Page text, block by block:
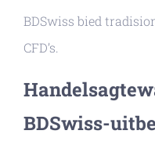
BDSwiss bied
CFD’s.
BDSwiss-